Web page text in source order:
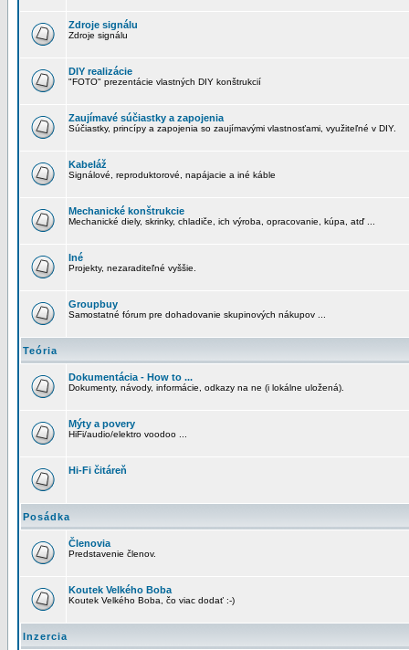
Zdroje signálu
Zdroje signálu
DIY realizácie
"FOTO" prezentácie vlastných DIY konštrukcií
Zaujímavé súčiastky a zapojenia
Súčiastky, princípy a zapojenia so zaujímavými vlastnosťami, využiteľné v DIY.
Kabeláž
Signálové, reproduktorové, napájacie a iné káble
Mechanické konštrukcie
Mechanické diely, skrinky, chladiče, ich výroba, opracovanie, kúpa, atď ...
Iné
Projekty, nezaraditeľné vyššie.
Groupbuy
Samostatné fórum pre dohadovanie skupinových nákupov ...
Teória
Dokumentácia - How to ...
Dokumenty, návody, informácie, odkazy na ne (i lokálne uložená).
Mýty a povery
HiFi/audio/elektro voodoo ...
Hi-Fi čitáreň
Posádka
Členovia
Predstavenie členov.
Koutek Velkého Boba
Koutek Velkého Boba, čo viac dodať :-)
Inzercia